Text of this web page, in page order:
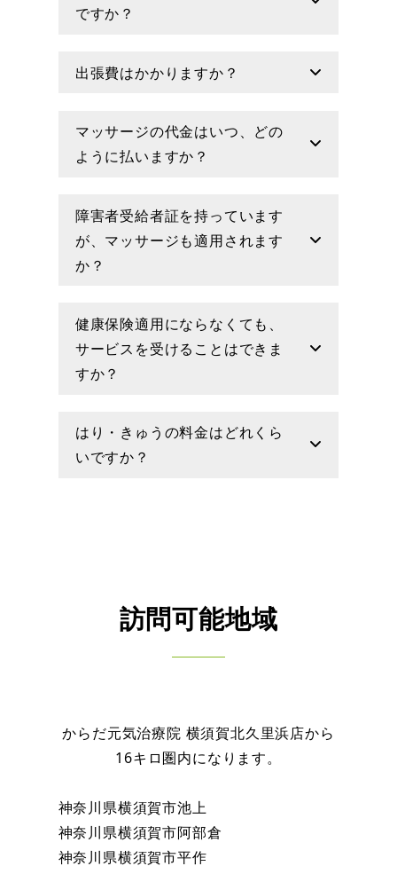
ですか？
出張費はかかりますか？
マッサージの代金はいつ、どの
ように払いますか？
障害者受給者証を持っています
が、マッサージも適用されます
か？
健康保険適用にならなくても、
サービスを受けることはできま
すか？
はり・きゅうの料金はどれくら
いですか？
訪問可能地域
からだ元気治療院 横須賀北久里浜店から
16キロ圏内になります。
神奈川県横須賀市池上
神奈川県横須賀市阿部倉
神奈川県横須賀市平作